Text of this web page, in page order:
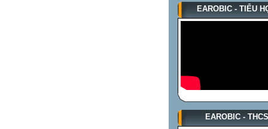
EAROBIC - TIỂU
EAROBIC - THCS